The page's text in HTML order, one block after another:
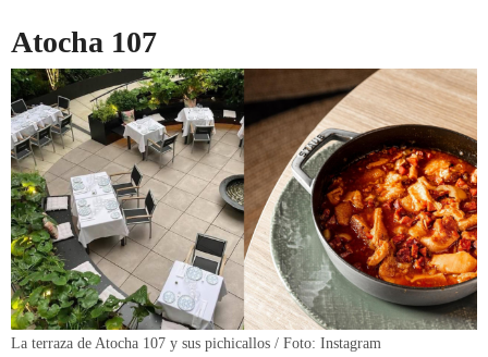
Atocha 107
La terraza de Atocha 107 y sus pichicallos / Foto: Instagram